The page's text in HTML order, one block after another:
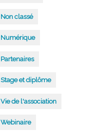
Non classé
Numérique
Partenaires
Stage et diplôme
Vie de l'association
Webinaire